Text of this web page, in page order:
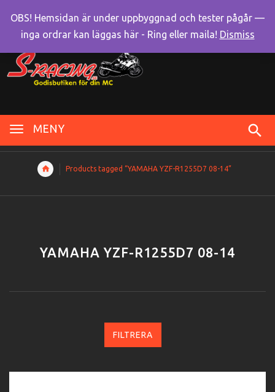
MENY
Products tagged “YAMAHA YZF-R1255D7 08-14”
YAMAHA YZF-R1255D7 08-14
FILTRERA
OBS! Hemsidan är under uppbyggnad och tester pågår —
inga ordrar kan läggas här - Ring eller maila! Dismiss